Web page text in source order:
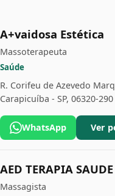
A+vaidosa Estética
Massoterapeuta
Saúde
R. Corifeu de Azevedo
Carapicuíba - SP, 06320-290
WhatsApp Ver
AED TERAPIA
Massagista